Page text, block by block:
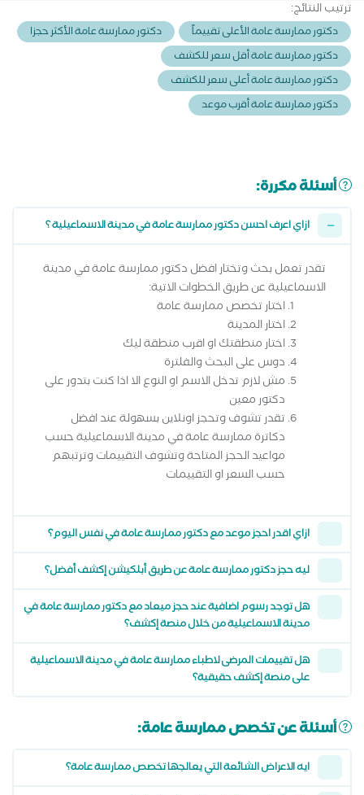
ترتيب النتائج:
دكتور ممارسة عامة الأعلى تقييماً
دكتور ممارسة عامة الأكثر حجزا
دكتور ممارسة عامة أقل سعر للكشف
دكتور ممارسة عامة أعلى سعر للكشف
دكتور ممارسة عامة أقرب موعد
أسئلة مكررة:
ازاي اعرف احسن دكتور ممارسة عامة في مدينة الاسماعيلية ؟
تقدر تعمل بحث وتختار افضل دكتور ممارسة عامة في مدينة
الاسماعيلية عن طريق الخطوات الاتية:
اختار تخصص ممارسة عامة
اختار المدينة
اختار منطقتك او اقرب منطقة ليك
دوس على البحث والفلترة
مش لازم تدخل الاسم او النوع الا اذا كنت بتدور على
دكتور معين
تقدر تشوف وتحجز اونلاين بسهولة عند افضل
دكاترة ممارسة عامة في مدينة الاسماعيلية حسب
مواعيد الحجز المتاحة وتشوف التقييمات وترتبهم
حسب السعر او التقييمات
ازاي اقدر احجز موعد مع دكتور ممارسة عامة في نفس اليوم؟
ليه حجز دكتور ممارسة عامة عن طريق أبلكيشن إكشف أفضل؟
هل توجد رسوم اضافية عند حجز ميعاد مع دكتور ممارسة عامة في
مدينة الاسماعيلية من خلال منصة إكشف؟
هل تقييمات المرضى لاطباء ممارسة عامة في مدينة الاسماعيلية
على منصة إكشف حقيقية؟
أسئلة عن تخصص ممارسة عامة:
ايه الاعراض الشائعة التي يعالجها تخصص ممارسة عامة؟